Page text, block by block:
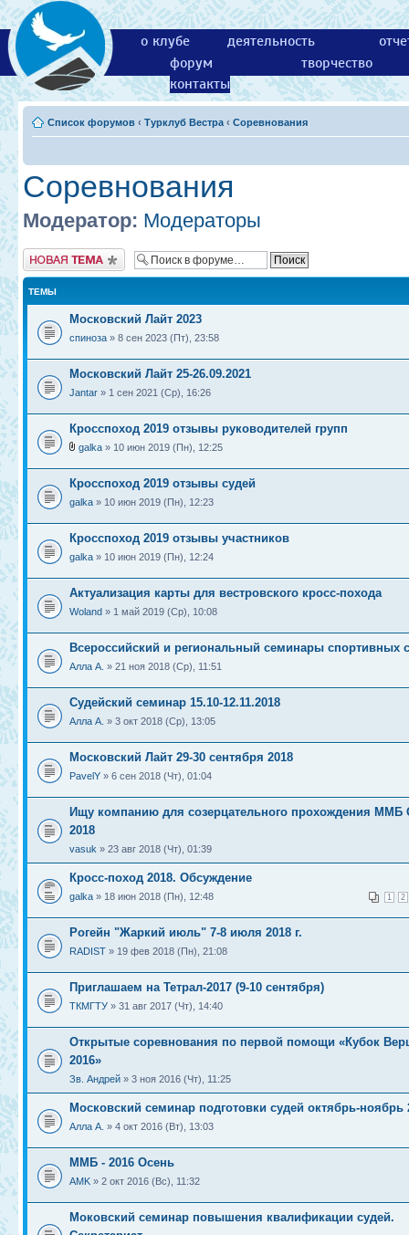
о клубе деятельность
форум
творчество
контакты
Список форумов ‹ Турклуб Вестра ‹ Соревнования
Соревнования
Модератор: Модераторы
Новая тема
ТЕМЫ
Московский Лайт 2023
спиноза » 8 сен 2023 (Пт), 23:58
Московский Лайт 25-26.09.2021
Jantar » 1 сен 2021 (Ср), 16:26
Кросспоход 2019 отзывы руководителей групп
galka » 10 июн 2019 (Пн), 12:25
Кросспоход 2019 отзывы судей
galka » 10 июн 2019 (Пн), 12:23
Кросспоход 2019 отзывы участников
galka » 10 июн 2019 (Пн), 12:24
Актуализация карты для вестровского кросс-похода
Woland » 1 май 2019 (Ср), 10:08
Всероссийский и региональный семинары спортивных
Алла А. » 21 ноя 2018 (Ср), 11:51
Судейский семинар 15.10-12.11.2018
Алла А. » 3 окт 2018 (Ср), 13:05
Московский Лайт 29-30 сентября 2018
PavelY » 6 сен 2018 (Чт), 01:04
Ищу компанию для созерцательного прохождения ММБ
2018
vasuk » 23 авг 2018 (Чт), 01:39
Кросс-поход 2018. Обсуждение
1 2
galka » 18 июн 2018 (Пн), 12:48
Рогейн "Жаркий июль" 7-8 июля 2018 г.
RADIST » 19 фев 2018 (Пн), 21:08
Приглашаем на Тетрал-2017 (9-10 сентября)
ТКМГТУ » 31 авг 2017 (Чт), 14:40
Открытые соревнования по первой помощи «Кубок
2016»
Зв. Андрей » 3 ноя 2016 (Чт), 11:25
Московский семинар подготовки судей октябрь-ноябрь
Алла А. » 4 окт 2016 (Вт), 13:03
ММБ - 2016 Осень
AMK » 2 окт 2016 (Вс), 11:32
Моковский семинар повышения квалификации судей.